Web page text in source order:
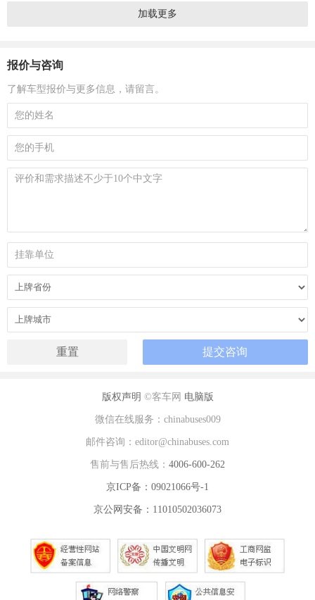
加载更多
报价与咨询
了解车型报价与更多信息，请留言。
版权声明 ©客车网 电脑版
微信在线服务：chinabuses009
邮件咨询：editor@chinabuses.com
售前与售后热线： 4006-600-262
京ICP备：09021066号-1
京公网安备：11010502036073